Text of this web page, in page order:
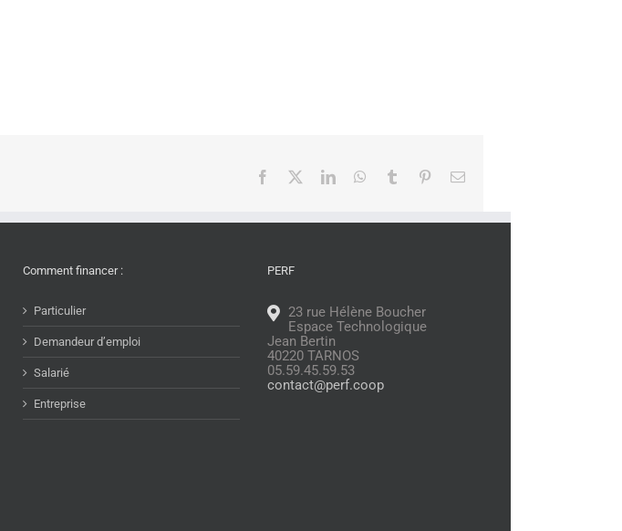
Facebook LinkedInWhatsApp
Tumblr PinterestEmail
Comment financer :
Particulier
Demandeur d’emploi
Salarié
Entreprise
PERF
23 rue Hélène Boucher
Espace Technologique
Jean Bertin
40220 TARNOS
05.59.45.59.53
contact@perf.coop